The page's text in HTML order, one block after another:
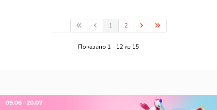
1 2
Показано 1 - 12 из 15